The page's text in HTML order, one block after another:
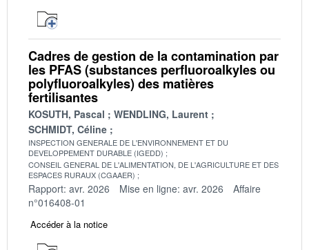
Cadres de gestion de la contamination par
les PFAS (substances perfluoroalkyles ou
polyfluoroalkyles) des matières
fertilisantes
KOSUTH, Pascal
WENDLING, Laurent
SCHMIDT, Céline
INSPECTION GENERALE DE L'ENVIRONNEMENT ET DU
DEVELOPPEMENT DURABLE (IGEDD)
CONSEIL GENERAL DE L'ALIMENTATION, DE L'AGRICULTURE ET DES
ESPACES RURAUX (CGAAER)
Rapport: avr. 2026 Mise en ligne: avr. 2026
Affaire
n°016408-01
Accéder à la notice